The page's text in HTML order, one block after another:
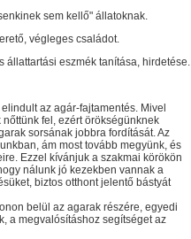
sem kellő" állatoknak.
végleges családot.
állattartási eszmék tanítása, hirdetése.
az agár-fajtamentés. Mivel
fel, ezért örökségünknek
sorsának jobbra fordítását. Az
ám most tovább megyünk, és
Ezzel kívánjuk a szakmai körökön
nálunk jó kezekben vannak a
biztos otthont jelentő bástyát
belül az agarak részére, egyedi
a megvalósításhoz segítséget az